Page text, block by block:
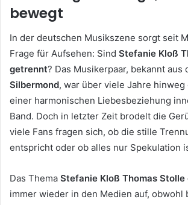
bewegt
In der deutschen Musikszene sorgt seit
Frage für Aufsehen: Sind Stefanie Kloß
getrennt? Das Musikerpaar, bekannt aus
Silbermond, war über viele Jahre hinweg
einer harmonischen Liebesbeziehung
Band. Doch in letzter Zeit brodelt die
viele Fans fragen sich, ob die stille
entspricht oder ob alles nur Spekulation
Das Thema Stefanie Kloß Thomas
immer wieder in den Medien auf, obwohl